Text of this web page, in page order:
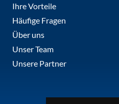
Ihre Vorteile
Häufige Fragen
Über uns
Unser Team
Unsere Partner